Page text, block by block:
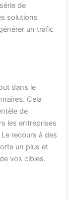
de
solutions
un trafic
dans le
Cela
de
les entreprises
recours à des
un plus et
vos cibles.